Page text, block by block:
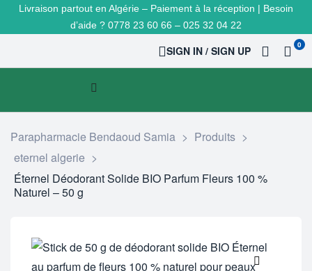
Livraison partout en Algérie – Paiement à la réception | Besoin
d’aide ? 0778 23 60 66 – 025 32 04 22
SIGN IN / SIGN UP 0
Parapharmacie Bendaoud Samia > Produits >
eternel algerie >
Éternel Déodorant Solide BIO Parfum Fleurs 100 %
Naturel – 50 g